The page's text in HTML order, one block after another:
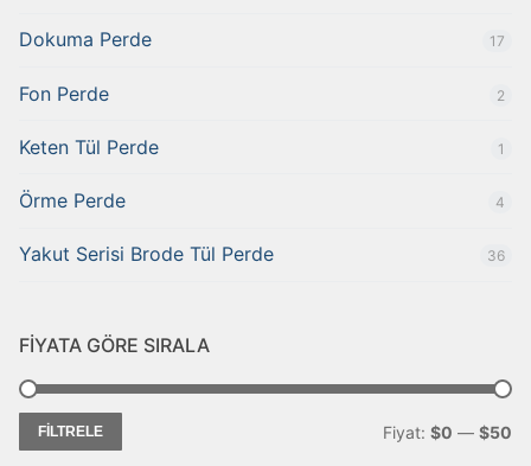
Dokuma Perde 17
Fon Perde 2
Keten Tül Perde 1
Örme Perde 4
Yakut Serisi Brode Tül Perde 36
FİYATA GÖRE SIRALA
FILTRELE Fiyat: $0 — $50